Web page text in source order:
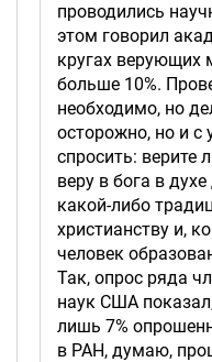
проводились
этом говорил
кругах верующих
больше 10%.
необходимо, но
осторожно, но и с
спросить: верите
веру в бога в
какой-либо
христианству и,
человек
Так, опрос ряда
наук США
лишь 7%
в РАН, думаю,